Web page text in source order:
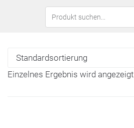
Einzelnes Ergebnis wird angezeigt